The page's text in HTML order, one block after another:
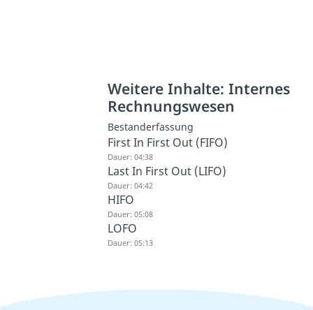
Weitere Inhalte: Internes
Rechnungswesen
Bestanderfassung
First In First Out (FIFO)
Dauer: 04:38
Last In First Out (LIFO)
Dauer: 04:42
HIFO
Dauer: 05:08
LOFO
Dauer: 05:13